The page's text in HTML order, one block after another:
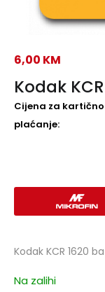
Kodak
6,00 KM
Cijena za kartično
plaćanje:
Kodak KCR 1620
Na zalihi